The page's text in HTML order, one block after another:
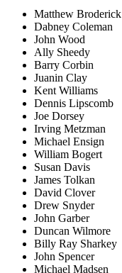
Matthew Broderick
Dabney Coleman
John Wood
Ally Sheedy
Barry Corbin
Juanin Clay
Kent Williams
Dennis Lipscomb
Joe Dorsey
Irving Metzman
Michael Ensign
William Bogert
Susan Davis
James Tolkan
David Clover
Drew Snyder
John Garber
Duncan Wilmore
Billy Ray Sharkey
John Spencer
Michael Madsen